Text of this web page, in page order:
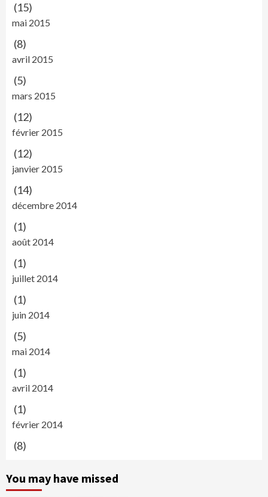
(15)
mai 2015
(8)
avril 2015
(5)
mars 2015
(12)
février 2015
(12)
janvier 2015
(14)
décembre 2014
(1)
août 2014
(1)
juillet 2014
(1)
juin 2014
(5)
mai 2014
(1)
avril 2014
(1)
février 2014
(8)
You may have missed